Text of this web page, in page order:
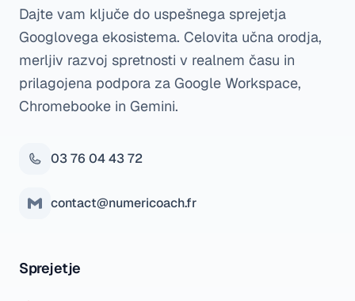
Dajte vam ključe do uspešnega sprejetja
Googlovega ekosistema. Celovita učna orodja,
merljiv razvoj spretnosti v realnem času in
prilagojena podpora za Google Workspace,
Chromebooke in Gemini.
03 76 04 43 72
contact@numericoach.fr
Sprejetje